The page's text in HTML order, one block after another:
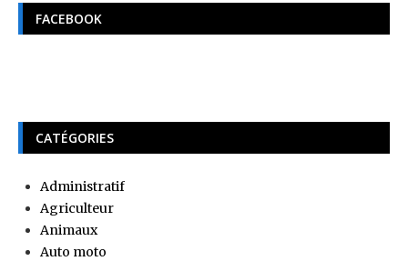
FACEBOOK
CATÉGORIES
Administratif
Agriculteur
Animaux
Auto moto